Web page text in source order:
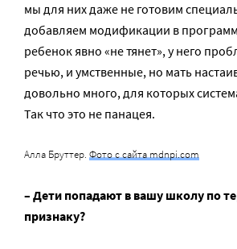
мы для них даже не готовим
добавляем модификации в
ребенок явно «не тянет», у него
речью, и умственные, но мать
довольно много, для которых
Так что это не панацея.
Алла Бруттер. Фото с сайта mdnpi.com
– Дети попадают в вашу школу по
признаку?